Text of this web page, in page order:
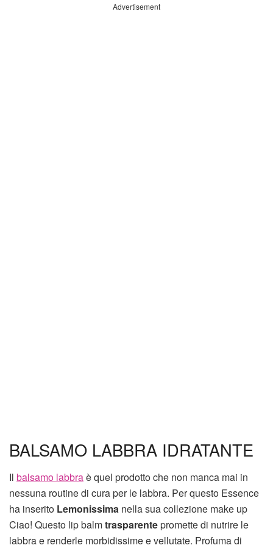
Advertisement
BALSAMO LABBRA IDRATANTE
Il balsamo labbraè quel prodotto che non manca mai in
nessuna routine di cura per le labbra. Per questo Essence
ha inserito Lemonissima nella sua collezione make up
Ciao! Questo lip balmtrasparentepromette di nutrire le
labbra e renderle morbidissime e vellutate. Profuma di